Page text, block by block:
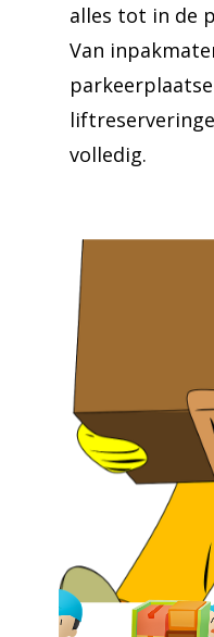
alles tot in de
Van
volledig.